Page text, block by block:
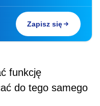
Zapisz się
funkcję
do tego samego